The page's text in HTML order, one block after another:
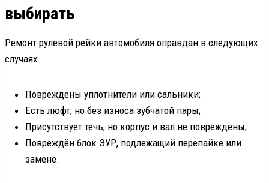
выбирать
Ремонт рулевой рейки автомобиля оправдан в следующих
случаях:
Повреждены уплотнители или сальники;
Есть люфт, но без износа зубчатой пары;
Присутствует течь, но корпус и вал не повреждены;
Повреждён блок ЭУР, подлежащий перепайке или
замене.